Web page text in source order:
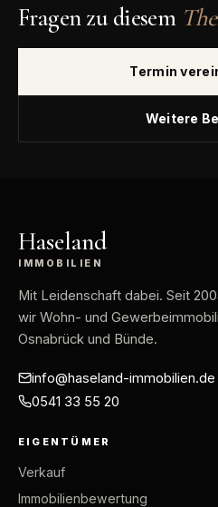
Fragen zu diesem
Termin
Weitere
Haseland
IMMOBILIEN
Mit Leidenschaft dabei. Seit
wir Wohn- und
Osnabrück und Bünde.
info@haseland-immobilien.de
0541 33 55 20
EIGENTÜMER
Verkauf
Immobilienbewertung